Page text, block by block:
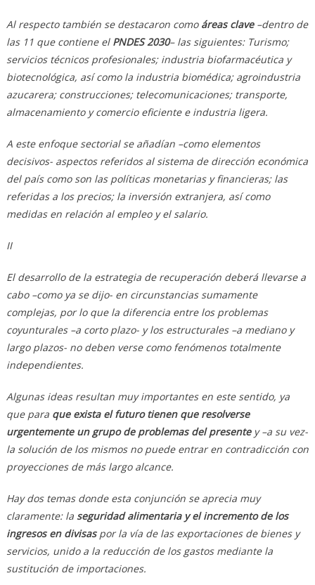
Al respecto también se destacaron como áreas clave–dentro de
las 11 que contiene el PNDES 2030– las siguientes: Turismo;
servicios técnicos profesionales; industria biofarmacéutica y
biotecnológica, así como la industria biomédica; agroindustria
azucarera; construcciones; telecomunicaciones; transporte,
almacenamiento y comercio eficiente e industria ligera.
A este enfoque sectorial se añadían –como elementos
decisivos- aspectos referidos al sistema de dirección económica
del país como son las políticas monetarias y financieras; las
referidas a los precios; la inversión extranjera, así como
medidas en relación al empleo y el salario.
II
El desarrollo de la estrategia de recuperación deberá llevarse a
cabo –como ya se dijo- en circunstancias sumamente
complejas, por lo que la diferencia entre los problemas
coyunturales –a corto plazo- y los estructurales –a mediano y
largo plazos- no deben verse como fenómenos totalmente
independientes.
Algunas ideas resultan muy importantes en este sentido, ya
que para que exista el futuro tienen que resolverse
urgentemente un grupo de problemas del presente y –a su vez-
la solución de los mismos no puede entrar en contradicción con
proyecciones de más largo alcance.
Hay dos temas donde esta conjunción se aprecia muy
claramente: la seguridad alimentaria y el incremento de los
ingresos en divisaspor la vía de las exportaciones de bienes y
servicios, unido a la reducción de los gastos mediante la
sustitución de importaciones.